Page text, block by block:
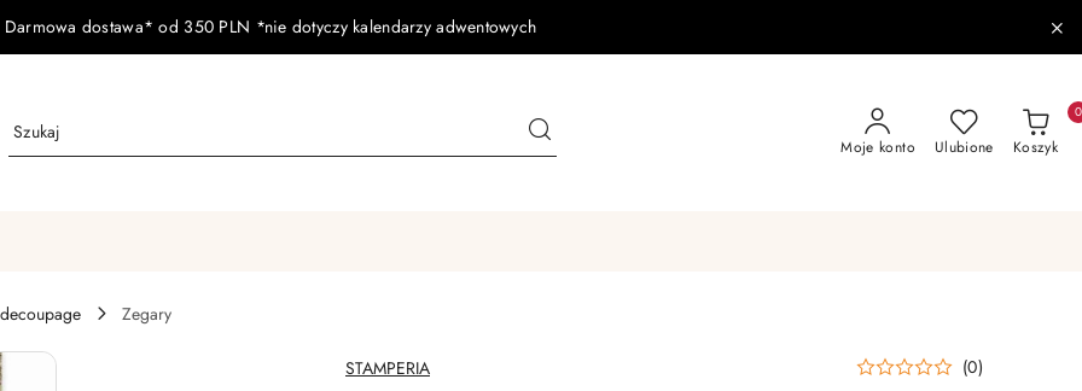
Darmowa dostawa* od 350 PLN *nie dotyczy kalendarzy adwentowych
Moje konto Ulubione Koszyk
0
Zegary
NAZWA
PRODUCENTA:
STAMPERIA (0)